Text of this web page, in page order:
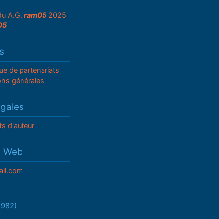
A.G. ram052025
de partenariats
générales
d'auteur
Web